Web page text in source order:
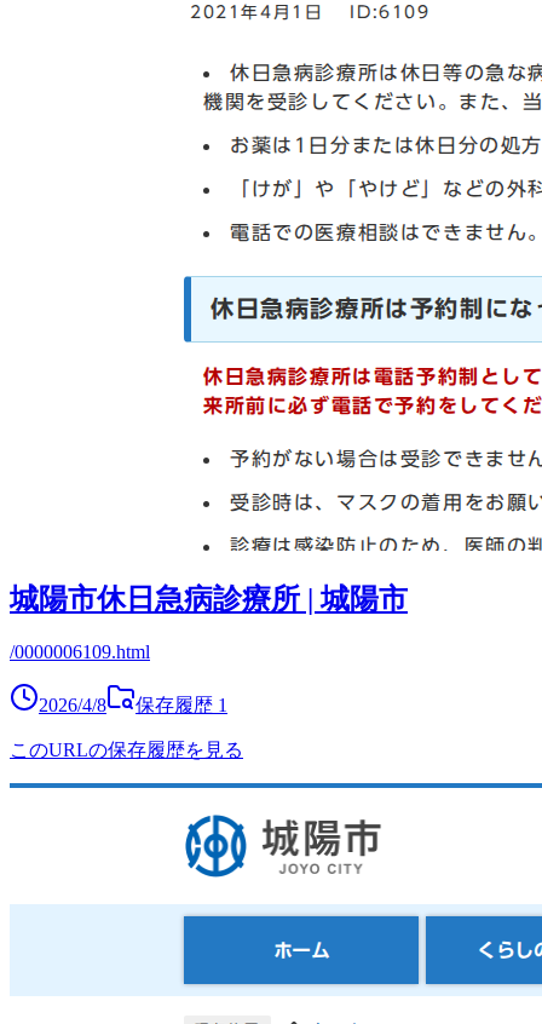
城陽市休日急病診療所 | 城陽市
/0000006109.html
2026/4/8 保存履歴 1
このURLの保存履歴を見る